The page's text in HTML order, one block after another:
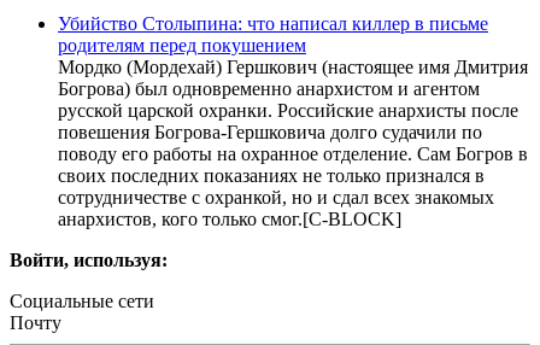
Убийство Столыпина: что написал киллер в письме
родителям перед покушением
Мордко (Мордехай) Гершкович (настоящее имя Дмитрия
Богрова) был одновременно анархистом и агентом
русской царской охранки. Российские анархисты после
повешения Богрова-Гершковича долго судачили по
поводу его работы на охранное отделение. Сам Богров в
своих последних показаниях не только признался в
сотрудничестве с охранкой, но и сдал всех знакомых
анархистов, кого только смог.[С-BLOCK]
Войти, используя:
Социальные сети
Почту